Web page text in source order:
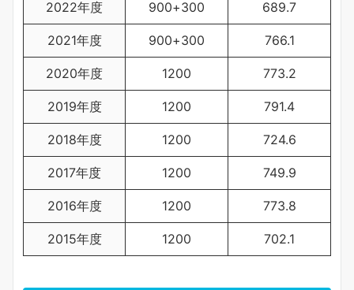
2022年度 900+300 689.7
2021年度 900+300 766.1
2020年度 1200 773.2
2019年度 1200 791.4
2018年度 1200 724.6
2017年度 1200 749.9
2016年度 1200 773.8
2015年度 1200 702.1